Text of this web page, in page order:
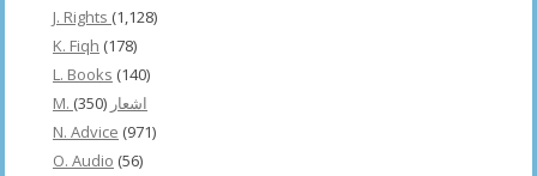
J. Rights (1,128)
K. Fiqh (178)
L. Books (140)
M. اشعار (350)
N. Advice (971)
O. Audio (56)